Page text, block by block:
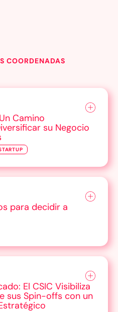
COORDENADAS
Camino
su Negocio
para decidir a
El CSIC Visibiliza
sus Spin-offs con un